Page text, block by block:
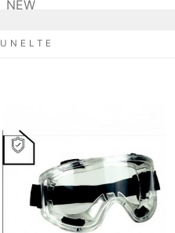
NEW
U N E L T E